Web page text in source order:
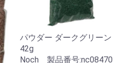
パウダー ダークグリーン
42g
Noch 製品番号:nc08470